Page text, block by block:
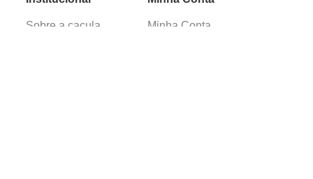
Sobre a caçula
Minha Conta